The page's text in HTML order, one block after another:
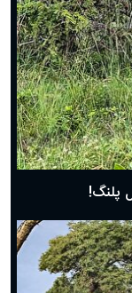
پلنگ!